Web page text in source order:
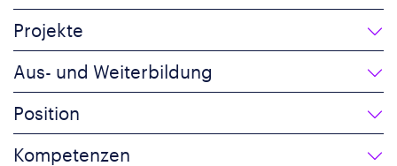
Projekte
Aus- und Weiterbildung
Position
Kompetenzen